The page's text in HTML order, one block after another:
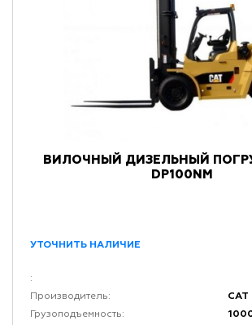
ВИЛОЧНЫЙ ДИЗЕЛЬНЫЙ
DP100NM
УТОЧНИТЬ НАЛИЧИЕ
:
Производитель:
CAT
Грузоподъемность: